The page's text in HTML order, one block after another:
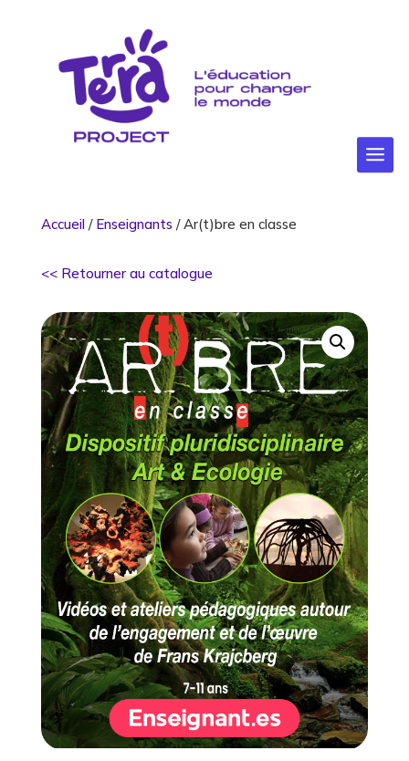
Accueil/ Enseignants / Ar(t)bre en classe
<< Retourner au catalogue